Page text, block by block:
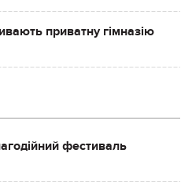
приватну гімназію
фестиваль